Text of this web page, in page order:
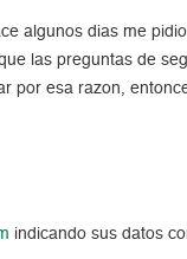
algunos dias me
las preguntas de
por esa razon,
indicando sus datos